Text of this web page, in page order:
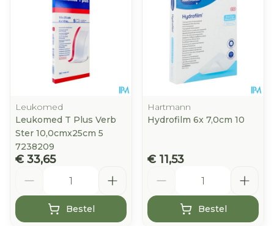
Leukomed
Leukomed T Plus Verb
Ster 10,0cmx25cm 5
7238209
€ 33,65
Bestel
Hartmann
Hydrofilm 6x 7,0cm 10
€ 11,53
Bestel